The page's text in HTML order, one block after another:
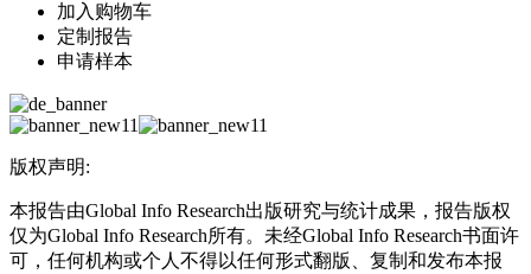
加入购物车
定制报告
申请样本
版权声明:
本报告由Global Info Research出版研究与统计成果，报告版权
仅为Global Info Research所有。未经Global Info Research书面许
可，任何机构或个人不得以任何形式翻版、复制和发布本报